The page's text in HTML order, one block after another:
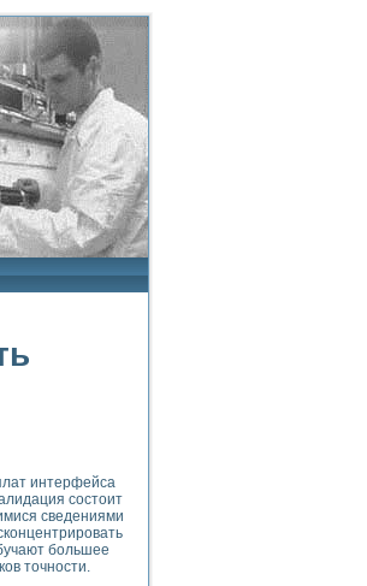
интерфейса
состоит
сведениями
большее
точности.